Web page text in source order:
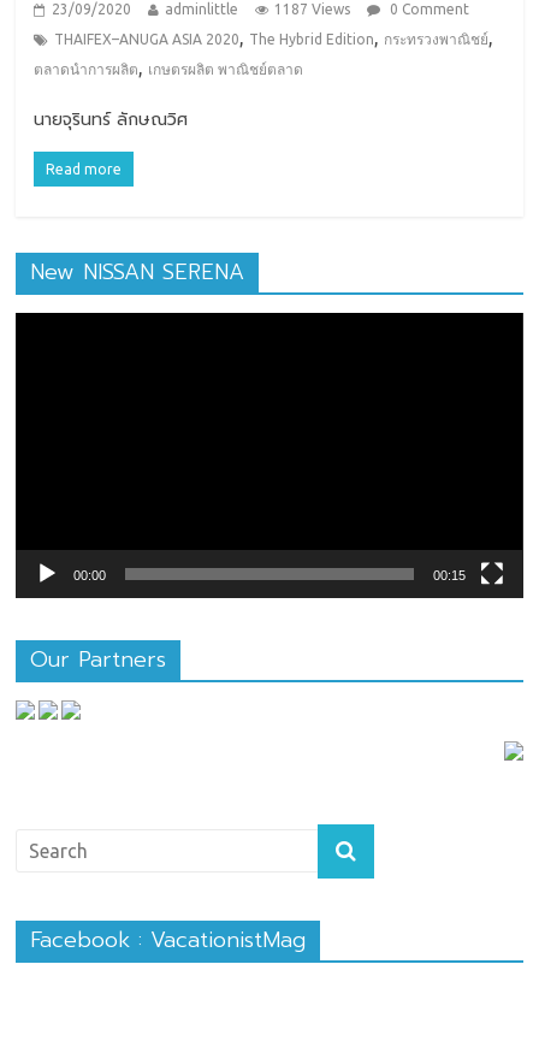
23/09/2020 adminlittle 1187 Views
0 Comment
THAIFEX–ANUGA ASIA 2020, The Hybrid Edition, กระทรวงพาณิชย์,
ตลาดนําการผลิต, เกษตรผลิต พาณิชย์ตลาด
นายจุรินทร์ ลักษณวิศ
Read more
New NISSAN SERENA
00:00 00:15
Our Partners
Facebook : VacationistMag